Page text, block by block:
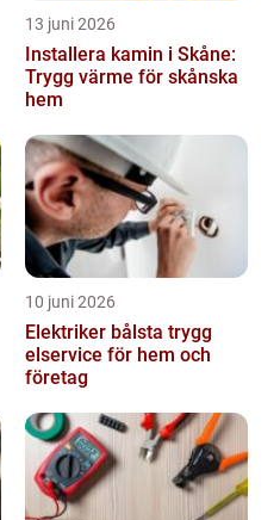
13 juni 2026
Installera kamin i Skåne:
Trygg värme för skånska
hem
10 juni 2026
Elektriker bålsta trygg
elservice för hem och
företag